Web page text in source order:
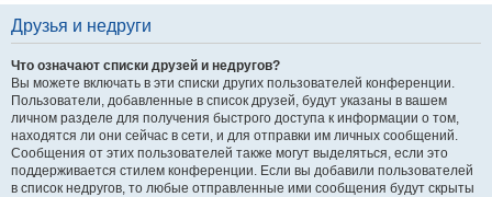
Друзья и недруги
Что означают списки друзей и недругов?
Вы можете включать в эти списки других пользователей конференции.
Пользователи, добавленные в список друзей, будут указаны в вашем
личном разделе для получения быстрого доступа к информации о том,
находятся ли они сейчас в сети, и для отправки им личных сообщений.
Сообщения от этих пользователей также могут выделяться, если это
поддерживается стилем конференции. Если вы добавили пользователей
в список недругов, то любые отправленные ими сообщения будут скрыты